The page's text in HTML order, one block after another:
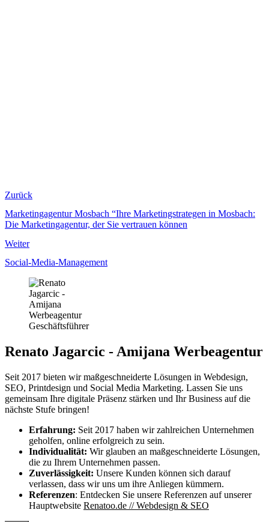
Zurück
Marketingagentur Mosbach “Ihre Marketingstrategen in Mosbach:
Die Marketingagentur, der Sie vertrauen können
Weiter
Social-Media-Management
Renato Jagarcic - Amijana Werbeagentur
Seit 2017 bieten wir maßgeschneiderte Lösungen in Webdesign,
SEO, Printdesign und Social Media Marketing. Lassen Sie uns
gemeinsam Ihre digitale Präsenz stärken und Ihr Business auf die
nächste Stufe bringen!
Erfahrung: Seit 2017 haben wir zahlreichen Unternehmen
geholfen, online erfolgreich zu sein.
Individualität: Wir glauben an maßgeschneiderte Lösungen,
die zu Ihrem Unternehmen passen.
Zuverlässigkeit: Unsere Kunden können sich darauf
verlassen, dass wir uns um ihre Anliegen kümmern.
Referenzen: Entdecken Sie unsere Referenzen auf unserer
Hauptwebsite Renatoo.de // Webdesign & SEO